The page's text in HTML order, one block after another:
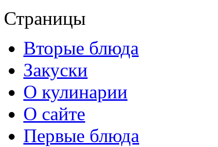
Страницы
Вторые блюда
Закуски
О кулинарии
О сайте
Первые блюда